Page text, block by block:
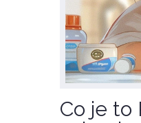
Co je to